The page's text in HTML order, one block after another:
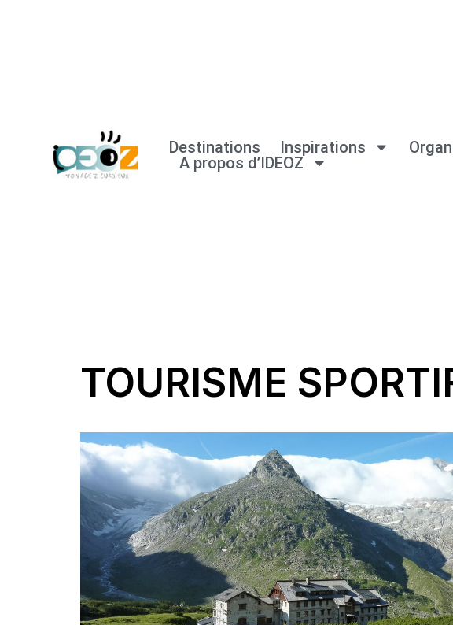
Destinations Inspirations
A propos d’IDEOZ
TOURISME